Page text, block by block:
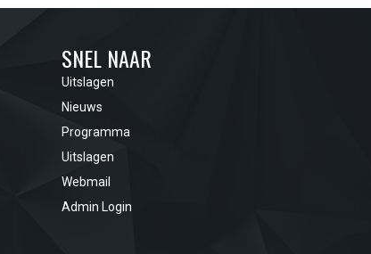
SNEL NAAR
Uitslagen
Nieuws
Programma
Uitslagen
Webmail
Admin Login